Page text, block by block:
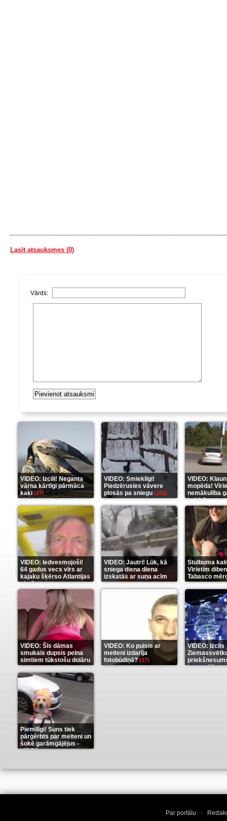
Lasīt atsauksmes (0)
Vārds:
VIDEO: Izcili! Neganta
vārna kārtīgi pārmāca
kaķi(37)
VIDEO: Smieklīgi!
Piedzērusies vāvere
plosās pa sniegu (255)
VIDEO:
mopēda!
nemākulība
beidzās ar
(289)
VIDEO: Iedvesmojoši!
64 gadus vecs vīrs ar
kajaku šķērso Atlantijas
okeānu(5)
VIDEO: Jautri! Lūk, kā
sniega diena diena
izskatās ar suņa acīm
(6)
Stulbuma
Vīrietim
Tabasco
(7)
VIDEO: Šīs dāmas
smukais dupsis pelna
simtiem tūkstošu dolāru
(9)
VIDEO: Ko puisis ar
meiteni izdarīja
fotobūdiņā?(17)
VIDEO: Izcils
karu stilā(7)
Piemīlīgi! Suns tiek
pārģērbts par meiteni un
šokē garāmgājējus -
VIDEO(8)
Par portālu ·